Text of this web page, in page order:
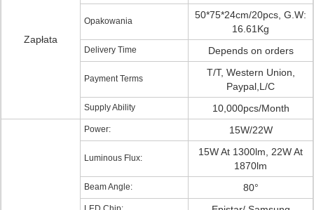
Zapłata
Opakowania
50*75*24cm/20pcs, G.W:
16.61Kg
Delivery Time Depends on orders
Payment Terms
T/T, Western Union,
Paypal,L/C
Supply Ability 10,000pcs/Month
Power: 15W/22W
Luminous Flux:
15W At 1300lm, 22W At
1870lm
Beam Angle: 80°